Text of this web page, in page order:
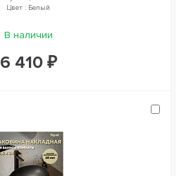
Цвет : Белый
В наличии
6 410 ₽